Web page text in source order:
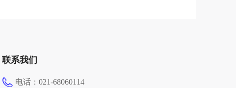
联系我们
电话： 021-68060114